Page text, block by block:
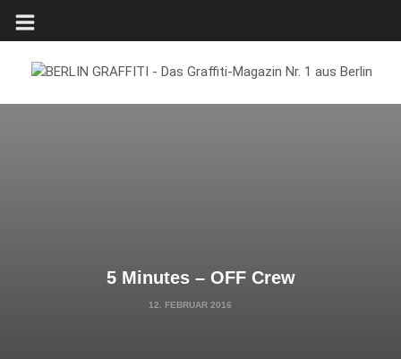
5 Minutes – OFF Crew
12. FEBRUAR 2016